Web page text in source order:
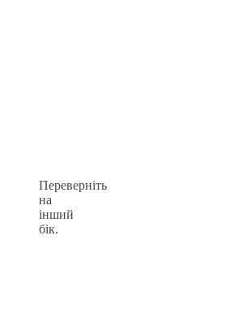
Переверніть
на
інший
бік.